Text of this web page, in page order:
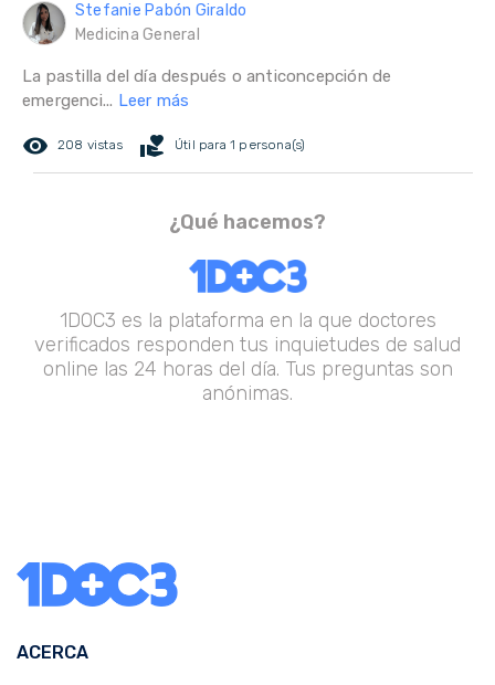
Stefanie Pabón Giraldo
Medicina General
La pastilla del día después o anticoncepción de
emergenci... Leer más
remove_red_eye 208 vistas volunteer_activism Útil para 1 persona(s)
¿Qué hacemos?
1DOC3 es la plataforma en la que doctores
verificados responden tus inquietudes de salud
online las 24 horas del día. Tus preguntas son
anónimas.
ACERCA